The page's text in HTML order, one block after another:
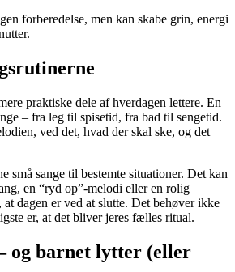
forberedelse, men kan skabe grin, energi
praktiske dele af hverdagen lettere. En
– fra leg til spisetid, fra bad til sengetid.
ved det, hvad der skal ske, og det
små sange til bestemte situationer. Det kan
en “ryd op”-melodi eller en rolig
at dagen er ved at slutte. Det behøver ikke
er, at det bliver jeres fælles ritual.
og barnet lytter (eller